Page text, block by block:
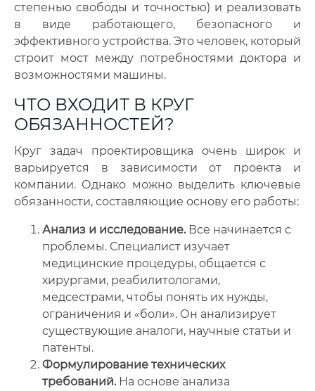
степенью свободы и точностью) и реализовать
в виде работающего, безопасного и
эффективного устройства. Это человек, который
строит мост между потребностями доктора и
возможностями машины.
ЧТО ВХОДИТ В КРУГ
ОБЯЗАННОСТЕЙ?
Круг задач проектировщика очень широк и
варьируется в зависимости от проекта и
компании. Однако можно выделить ключевые
обязанности, составляющие основу его работы:
Анализ и исследование.Все начинается с
проблемы. Специалист изучает
медицинские процедуры, общается с
хирургами, реабилитологами,
медсестрами, чтобы понять их нужды,
ограничения и «боли». Он анализирует
существующие аналоги, научные статьи и
патенты.
Формулирование технических
требований.На основе анализа